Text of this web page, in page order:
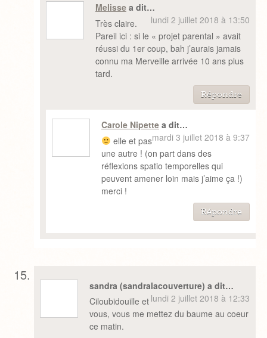
Melissea dit…
lundi 2 juillet 2018 à 13:50
Très claire.
Pareil ici : si le « projet parental » avait
réussi du 1er coup, bah j’aurais jamais
connu ma Merveille arrivée 10 ans plus
tard.
Répondre
Carole Nipettea dit…
mardi 3 juillet 2018 à 9:37
elle et pas
une autre ! (on part dans des
réflexions spatio temporelles qui
peuvent amener loin mais j’aime ça !)
merci !
Répondre
sandra (sandralacouverture) a dit…
lundi 2 juillet 2018 à 12:33
Ciloubidouille et
vous, vous me mettez du baume au coeur
ce matin.